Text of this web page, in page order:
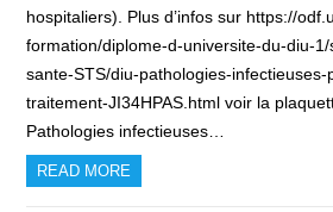
hospitaliers). Plus d’infos sur https://
formation/diplome-d-universite-du-diu-
sante-STS/diu-pathologies-
traitement-JI34HPAS.html voir la
Pathologies infectieuses…
READ MORE